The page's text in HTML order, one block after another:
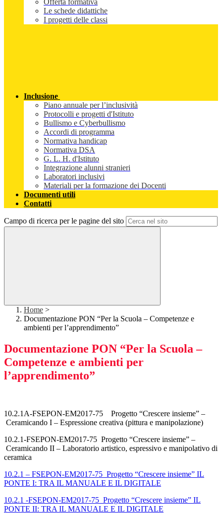
Offerta formativa
Le schede didattiche
I progetti delle classi
Inclusione
Piano annuale per l’inclusività
Protocolli e progetti d'Istituto
Bullismo e Cyberbullismo
Accordi di programma
Normativa handicap
Normativa DSA
G. L. H. d'Istituto
Integrazione alunni stranieri
Laboratori inclusivi
Materiali per la formazione dei Docenti
Documenti utili
Contatti
Campo di ricerca per le pagine del sito
Home >
Documentazione PON “Per la Scuola – Competenze e
ambienti per l’apprendimento”
Documentazione PON “Per la Scuola –
Competenze e ambienti per
l’apprendimento”
10.2.1A-FSEPON-EM2017-75 Progetto “Crescere insieme” –
Ceramicando I – Espressione creativa (pittura e manipolazione)
10.2.1-FSEPON-EM2017-75 Progetto “Crescere insieme” –
Ceramicando II – Laboratorio artistico, espressivo e manipolativo di
ceramica
10.2.1 – FSEPON-EM2017-75 Progetto “Crescere insieme” IL
PONTE I: TRA IL MANUALE E IL DIGITALE
10.2.1 -FSEPON-EM2017-75 Progetto “Crescere insieme” IL
PONTE II: TRA IL MANUALE E IL DIGITALE